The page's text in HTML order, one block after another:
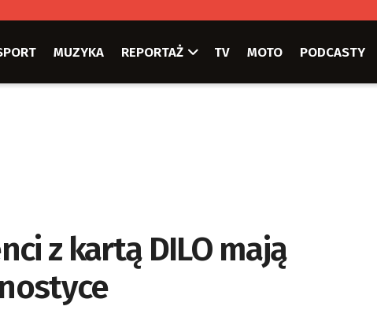
MUZYKA REPORTAŻ TV MOTO PODCASTY
z kartą DILO mają